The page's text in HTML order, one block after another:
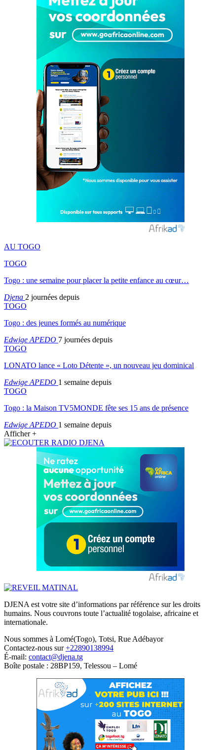
AU TOGO
TOGO
Togo : une semaine pour placer la petite enfance au cœur…
Djena 2 journées depuis
TOGO
Togo : des jeunes formés au numérique
Edwige APEDO 7 journées depuis
TOGO
LONATO lance « Loto Détente », un nouveau jeu dominical
Edwige APEDO 1 semaine depuis
TOGO
Togo : la Maison TV5MONDE fête ses 15 ans de présence
Edwige APEDO 1 semaine depuis
Afficher +
DJENA est votre site d’informations par référence sur les droits
humains. Nous couvrons toute l’actualité togolaise, africaine et
internationale.
Nous sommes à Lomé(Togo), Totsi, Rue Adébayor
Contactez-nous sur+22890138994
É-mail: contact@djena.tg
Boîte postale : 28BP159, Telessou – Lomé